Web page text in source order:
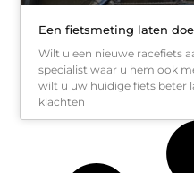
Een fietsmeting laten
Wilt u een nieuwe racefiets
specialist waar u hem ook
wilt u uw huidige fiets beter
klachten